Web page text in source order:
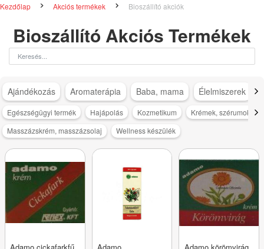
Kezdőlap Akciós termékek Bioszállító akciók
Bioszállító Akciós Termékek
Ajándékozás Aromaterápia Baba, mama Élelmiszerek
Egészségügyi termék Hajápolás Kozmetikum
Krémek, szérumok,
Masszázskrém, masszázsolaj
Wellness készülék